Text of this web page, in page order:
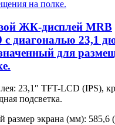
ЖК-дисплей MRB
с диагональю 23,1
для
23,1″ TFT-LCD (IPS),
подсветка.
размер экрана (мм): 585,6